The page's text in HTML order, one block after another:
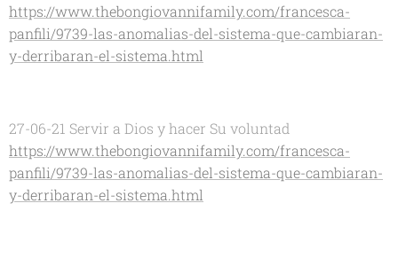
https://www.thebongiovannifamily.com/francesca-
panfili/9739-las-anomalias-del-sistema-que-cambiaran-
y-derribaran-el-sistema.html
27-06-21 Servir a Dios y hacer Su voluntad
https://www.thebongiovannifamily.com/francesca-
panfili/9739-las-anomalias-del-sistema-que-cambiaran-
y-derribaran-el-sistema.html